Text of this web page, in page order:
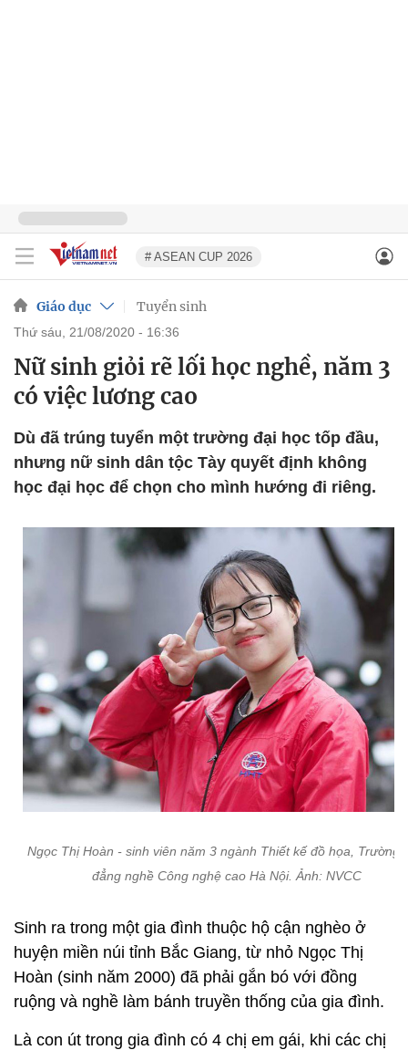
# ASEAN CUP 2026
Giáo dục Tuyển sinh
thứ sáu, 21/08/2020 - 16:36
Nữ sinh giỏi rẽ lối học nghề, năm 3
có việc lương cao
Dù đã trúng tuyển một trường đại học tốp đầu,
nhưng nữ sinh dân tộc Tày quyết định không
học đại học để chọn cho mình hướng đi riêng.
Ngọc Thị Hoàn - sinh viên năm 3 ngành Thiết kế đồ họa, Trường
đẳng nghề Công nghệ cao Hà Nội. Ảnh: NVCC
Sinh ra trong một gia đình thuộc hộ cận nghèo ở
huyện miền núi tỉnh Bắc Giang, từ nhỏ Ngọc Thị
Hoàn (sinh năm 2000) đã phải gắn bó với đồng
ruộng và nghề làm bánh truyền thống của gia đình.
Là con út trong gia đình có 4 chị em gái, khi các chị